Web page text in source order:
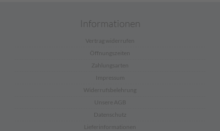
Informationen
Vertrag widerrufen
Öffnungszeiten
Zahlungsarten
Impressum
Widerrufsbelehrung
Unsere AGB
Datenschutz
Lieferinformationen